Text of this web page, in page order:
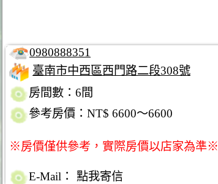
0980888351
臺南市中西區西門路二段308號
房間數：6間
參考房價：NT$ 6600～6600
※房價僅供參考，實際房價以店家為準※
E-Mail： 點我寄信